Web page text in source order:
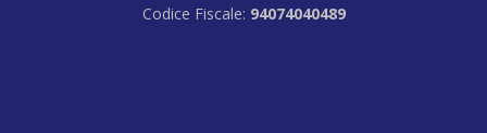
Codice Fiscale: 94074040489